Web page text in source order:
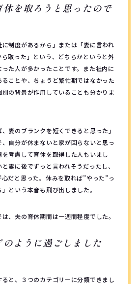
を取ろうと思ったので
制度があるから」または「妻に言われ
取った」という、どちらかというと外
た人が多かったことです。また社内に
ことや、ちょうど繁忙期ではなかった
の背景が作用していることも分かりま
、妻のブランクを短くできると思った」
、自分が休まないと家が回らないと思っ
考慮して育休を取得した人もいまし
妻に後でずっと言われそうだったし、
だと思った。休みを取れば”やった”っ
という本音も飛び出しました。
、夫の育休期間は一週間程度でした。
ように過ごしました
と、３つのカテゴリーに分類できまし